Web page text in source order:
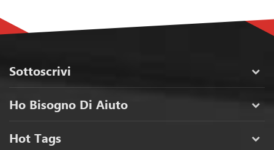
Sottoscrivi
Ho Bisogno Di Aiuto
Hot Tags